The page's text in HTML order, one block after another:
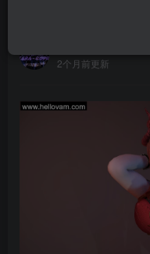
2个月前更新